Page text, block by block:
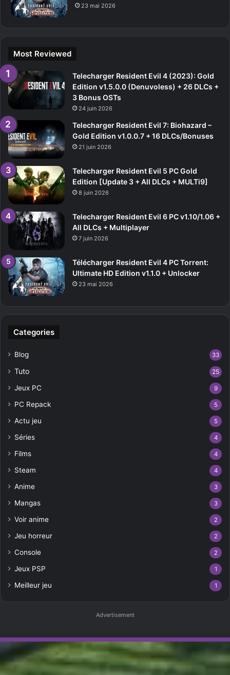
23 mai 2026
Most Reviewed
Telecharger Resident Evil 4 (2023): Gold
Edition v1.5.0.0 (Denuvoless) + 26 DLCs +
3 Bonus OSTs
24 juin 2026
Telecharger Resident Evil 7: Biohazard –
Gold Edition v1.0.0.7 + 16 DLCs/Bonuses
21 juin 2026
Telecharger Resident Evil 5 PC Gold
Edition [Update 3 + All DLCs + MULTi9]
8 juin 2026
Telecharger Resident Evil 6 PC v1.10/1.06 +
All DLCs + Multiplayer
7 juin 2026
Télécharger Resident Evil 4 PC Torrent:
Ultimate HD Edition v1.1.0 + Unlocker
23 mai 2026
Categories
Blog 33
Tuto 25
Jeux PC 9
PC Repack 5
Actu jeu 5
Séries 4
Films 4
Steam 4
Anime 3
Mangas 3
Voir anime 2
Jeu horreur 2
Console 2
Jeux PSP 1
Meilleur jeu 1
Advertisement